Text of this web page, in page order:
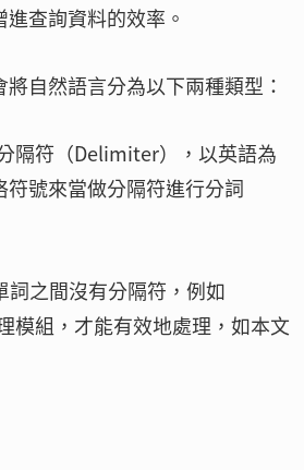
查詢資料的效率。
自然語言分為以下兩種類型：
隔符（Delimiter），以英語為
號來當做分隔符進行分詞
之間沒有分隔符，例如
模組，才能有效地處理，如本文